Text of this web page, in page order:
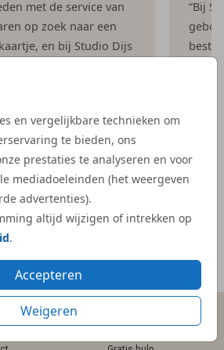
en vergelijkbare technieken om
te bieden, ons
prestaties te analyseren en voor
mediadoeleinden (het weergeven
advertenties).
altijd wijzigen of intrekken op
.
Accepteren
Weigeren
met de service van
op zoek naar een
en bij Studio Dijs
daadwerkelijke
“Bij
Meer reviews